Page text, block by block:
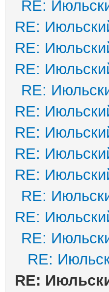
RE:
RE:
RE:
RE:
RE:
RE:
RE:
RE:
RE:
RE:
RE:
RE:
RE:
RE: